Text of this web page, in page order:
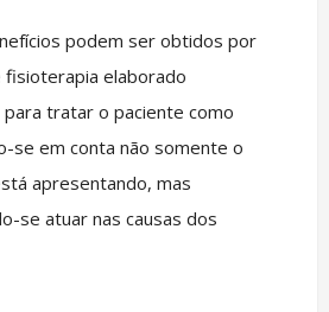
podem ser obtidos por
elaborado
tratar o paciente como
se em conta não somente o
apresentando, mas
se atuar nas causas dos